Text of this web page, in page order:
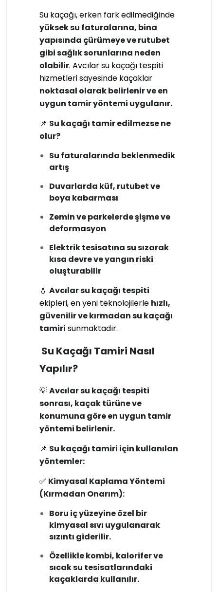
Su kaçağı, erken fark edilmediğinde
yüksek su faturalarına, bina
yapısında çürümeye ve rutubet
gibi sağlık sorunlarına neden
olabilir. Avcılar su kaçağı tespiti
hizmetleri sayesinde kaçaklar
noktasal olarak belirlenir ve en
uygun tamir yöntemi uygulanır.
📌 Su kaçağı tamir edilmezse ne
olur?
Su faturalarında beklenmedik
artış
Duvarlarda küf, rutubet ve
boya kabarması
Zemin ve parkelerde şişme ve
deformasyon
Elektrik tesisatına su sızarak
kısa devre ve yangın riski
oluşturabilir
💧 Avcılar su kaçağı tespiti
ekipleri, en yeni teknolojilerle hızlı,
güvenilir ve kırmadan su kaçağı
tamiri sunmaktadır.
Su Kaçağı Tamiri Nasıl
Yapılır?
💡Avcılar su kaçağı tespiti
sonrası, kaçak türüne ve
konumuna göre en uygun tamir
yöntemi belirlenir.
📌 Su kaçağı tamiri için kullanılan
yöntemler:
✅ Kimyasal Kaplama Yöntemi
(Kırmadan Onarım):
Boru iç yüzeyine özel bir
kimyasal sıvı uygulanarak
sızıntı giderilir.
Özellikle kombi, kalorifer ve
sıcak su tesisatlarındaki
kaçaklarda kullanılır.